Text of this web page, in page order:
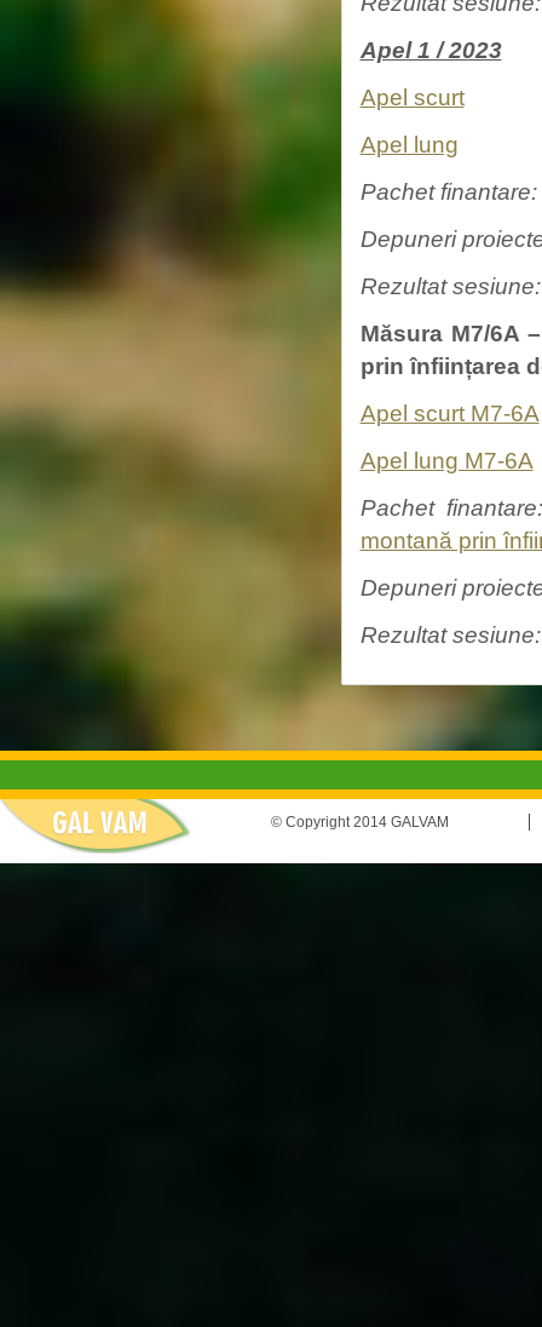
Apel 1 / 2023
Apel scurt
Apel lung
Pachet finantare:
Depuneri
Rezultat sesiune:
Măsura M7/6A
prin înființarea
Apel scurt M7-6A
Apel lung M7-6A
Pachet
montană prin
Depuneri
Rezultat
© Copyright 2014 GALVAM